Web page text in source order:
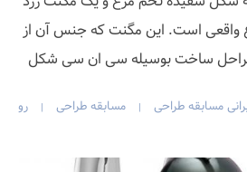
واقعی است. این مگنت که جنس آن از
ساخت بوسیله سی ان سی شکل
مسابقه طراحی | مسابقه طراحی | رو